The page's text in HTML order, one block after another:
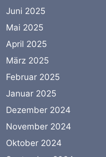
Juni 2025
Mai 2025
April 2025
März 2025
Februar 2025
Januar 2025
Dezember 2024
November 2024
Oktober 2024